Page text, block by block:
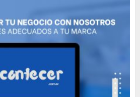
The full story of
Thailand’s extraordinary
cave rescue